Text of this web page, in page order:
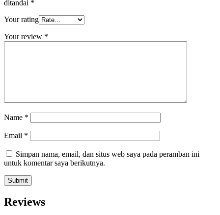
ditandai *
Your rating
Your review *
Name *
Email *
Simpan nama, email, dan situs web saya pada peramban ini
untuk komentar saya berikutnya.
Reviews